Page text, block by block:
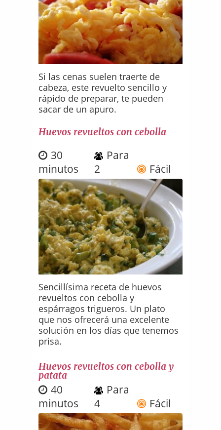
Si las cenas suelen traerte de
cabeza, este revuelto sencillo y
rápido de preparar, te pueden
sacar de un apuro.
Huevos revueltos con cebolla
30
minutos
Para
2
Fácil
Sencillísima receta de huevos
revueltos con cebolla y
espárragos trigueros. Un plato
que nos ofrecerá una excelente
solución en los días que tenemos
prisa.
Huevos revueltos con cebolla y
patata
40
minutos
Para
4
Fácil